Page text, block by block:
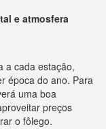
e atmosfera
a cada estação,
época do ano. Para
uma boa
preços
o fôlego.